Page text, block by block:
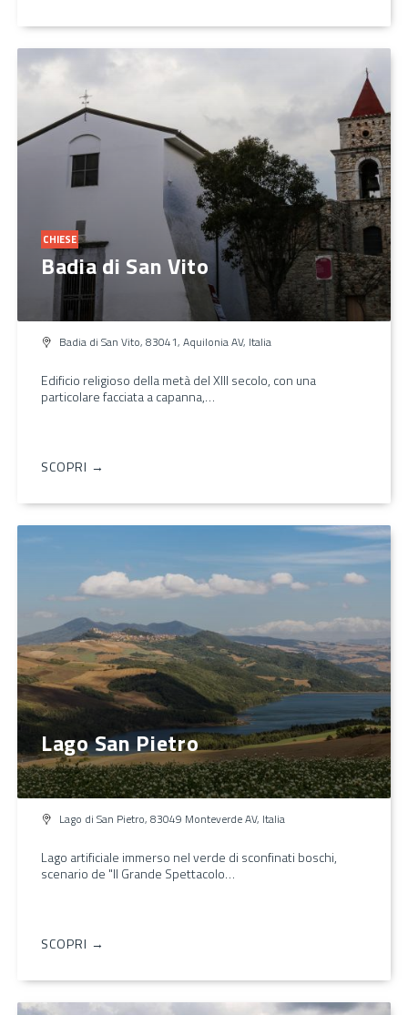
CHIESE
Badia di San Vito
Badia di San Vito, 83041, Aquilonia AV, Italia
Edificio religioso della metà del XIII secolo, con una
particolare facciata a capanna,…
SCOPRI →
Lago San Pietro
Lago di San Pietro, 83049 Monteverde AV, Italia
Lago artificiale immerso nel verde di sconfinati boschi,
scenario de "Il Grande Spettacolo…
SCOPRI →